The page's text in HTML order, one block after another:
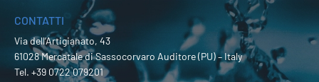
CONTATTI
Via dell’Artigianato, 43
61028 Mercatale di Sassocorvaro Auditore (PU) – Italy
Tel. +39 0722 079201